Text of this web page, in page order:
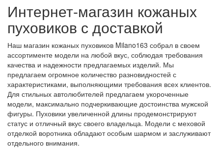
Интернет-магазин кожаных
пуховиков с доставкой
Наш магазин кожаных пуховиков Milano163 собрал в своем
ассортименте модели на любой вкус, соблюдая требования
качества и надежности предлагаемых изделий. Мы
предлагаем огромное количество разновидностей с
характеристиками, выполняющими требования всех клиентов.
Для стильных автолюбителей предлагаем укороченные
модели, максимально подчеркивающие достоинства мужской
фигуры. Пуховики увеличенной длины продемонстрируют
статус и отличный вкус своего владельца. Модели с меховой
отделкой воротника обладают особым шармом и заслуживают
отдельного внимания.